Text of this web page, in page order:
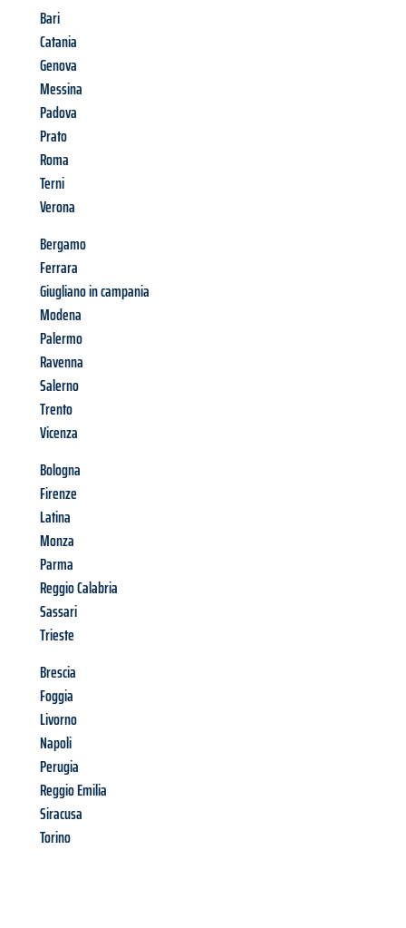
Bari
Catania
Genova
Messina
Padova
Prato
Roma
Terni
Verona
Bergamo
Ferrara
Giugliano in campania
Modena
Palermo
Ravenna
Salerno
Trento
Vicenza
Bologna
Firenze
Latina
Monza
Parma
Reggio Calabria
Sassari
Trieste
Brescia
Foggia
Livorno
Napoli
Perugia
Reggio Emilia
Siracusa
Torino